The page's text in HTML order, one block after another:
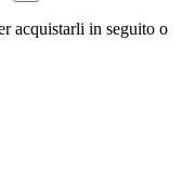
acquistarli in seguito o